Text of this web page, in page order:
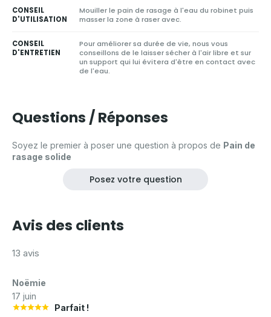
CONSEIL
D'UTILISATION
Mouiller le pain de rasage à l'eau du robinet puis
masser la zone à raser avec.
CONSEIL
D'ENTRETIEN
Pour améliorer sa durée de vie, nous vous
conseillons de le laisser sécher à l'air libre et sur
un support qui lui évitera d'être en contact avec
de l'eau.
Questions / Réponses
Soyez le premier à poser une question à propos de Pain de
rasage solide
Posez votre question
Avis des clients
13 avis
Noëmie
17 juin
Parfait !